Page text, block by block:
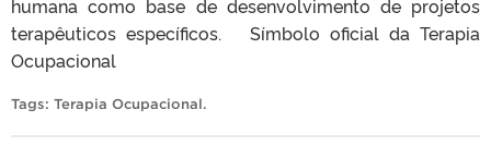
humana como base de desenvolvimento de projetos
terapêuticos específicos. Símbolo oficial da Terapia
Ocupacional
Tags: Terapia Ocupacional.